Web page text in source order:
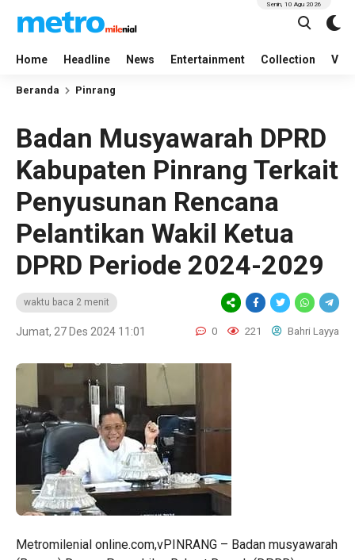
Home Headline News Entertainment Collection
Senin, 10 Agu 2026
Beranda Pinrang
Badan Musyawarah DPRD
Kabupaten Pinrang Terkait
Penyusunan Rencana
Pelantikan Wakil Ketua
DPRD Periode 2024-2029
waktu baca 2 menit
Jumat, 27 Des 2024 11:01 0 221 Bahri Layya
Metromilenial online.com,vPINRANG – Badan musyawarah